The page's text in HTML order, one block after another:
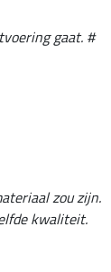
gaat. #
zou zijn.
kwaliteit.